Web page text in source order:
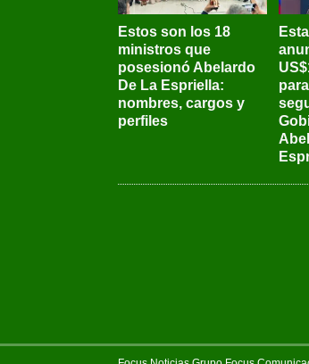
Estos son los 18
ministros que
posesionó Abelardo
De La Espriella:
nombres, cargos y
perfiles